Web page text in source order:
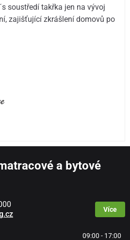
soustředí takřka jen na vývoj
zajišťující zkrášlení domovů po
a bytové
Více
09:00 - 17:00